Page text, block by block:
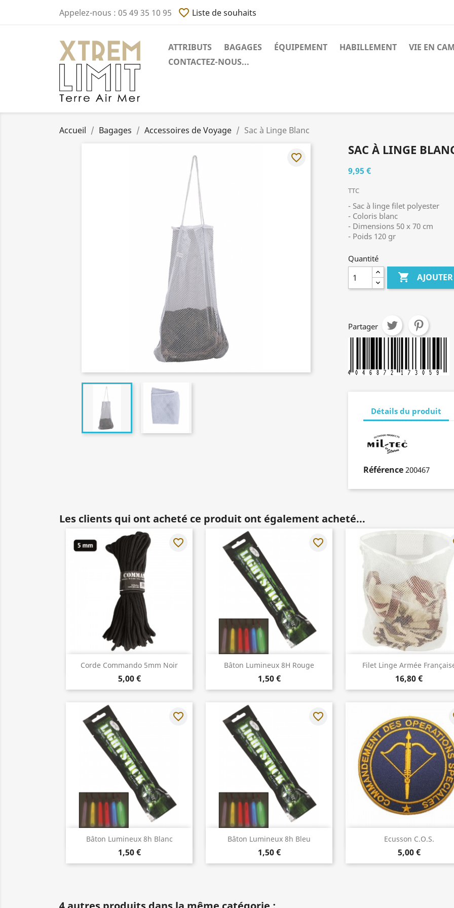
Appelez-nous : 05 49 35 10 95 favorite_border Liste de souhaits
ATTRIBUTS BAGAGES ÉQUIPEMENT HABILLEMENT VIE EN
CONTACTEZ-NOUS...
Accueil Bagages Accessoires de Voyage Sac à Linge Blanc
favorite_border
SAC À LINGE
9,95 €
TTC
- Sac à linge filet polyester
- Coloris blanc
- Dimensions 50 x 70 cm
- Poids 120 gr
Quantité

Partager
Détails du produit
Référence 200467
Les clients qui ont acheté ce produit ont également acheté...
Corde Commando 5mm Noir
5,00 €
Aperçu rapide
favorite_border
Bâton Lumineux 8H Rouge
1,50 €
Aperçu rapide
favorite_border
Filet Linge Armée
16,80 €
Aperçu rapide
Bâton Lumineux 8h Blanc
1,50 €
 Aperçu rapide
favorite_border
Bâton Lumineux 8h Bleu
1,50 €
 Aperçu rapide
favorite_border
Ecusson C.O.S.
5,00 €
Aperçu rapide